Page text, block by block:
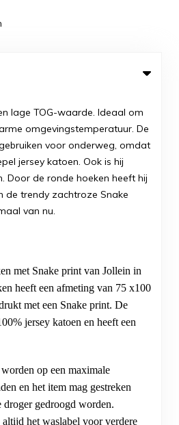
lage TOG-waarde. Ideaal om
omgevingstemperatuur. De
voor onderweg, omdat
jersey katoen. Ook is hij
Door de ronde hoeken heeft hij
de trendy zachtroze Snake
van nu.
met Snake print van Jollein in
heeft een afmeting van 75 x100
met een Snake print. De
jersey katoen en heeft een
op een maximale
en het item mag gestreken
gedroogd worden.
het waslabel voor verdere